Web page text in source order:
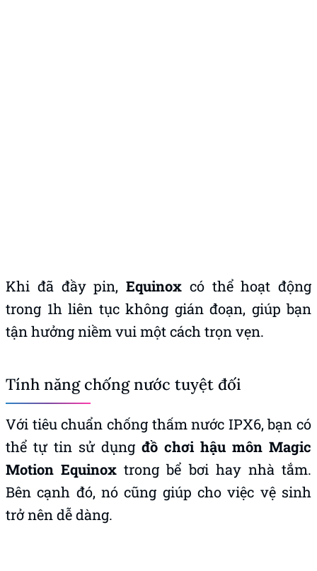
Khi đã đầy pin, Equinox có thể hoạt động
trong 1h liên tục không gián đoạn, giúp bạn
tận hưởng niềm vui một cách trọn vẹn.
Tính năng chống nước tuyệt đối
Với tiêu chuẩn chống thấm nước IPX6, bạn có
thể tự tin sử dụng đồ chơi hậu môn Magic
Motion Equinox trong bể bơi hay nhà tắm.
Bên cạnh đó, nó cũng giúp cho việc vệ sinh
trở nên dễ dàng.